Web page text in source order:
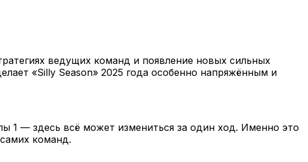
ведущих команд и появление новых сильных
«Silly Season» 2025 года особенно напряжённым и
1 — здесь всё может измениться за один ход. Именно это
команд.